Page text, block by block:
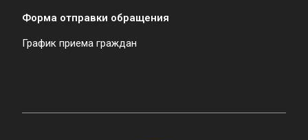
Форма отправки обращения
График приема граждан